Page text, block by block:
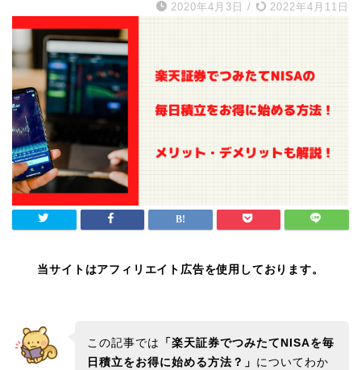
2020年4月3日 / 2022年4月11日
当サイトはアフィリエイト広告を使用しております。
この記事では
「楽天証券でつみたてNISAを毎
日積立をお得に始める方法？ 」 についてわか